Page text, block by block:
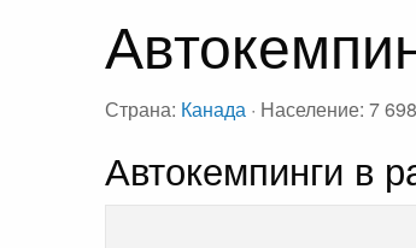
Страна: Канада · Население: 7
Автокемпинги в